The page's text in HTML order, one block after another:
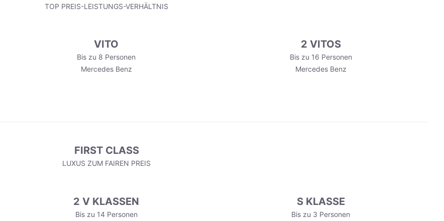
TOP PREIS-LEISTUNGS-VERHÄLTNIS
VITO
Bis zu 8 Personen
Mercedes Benz
2 VITOS
Bis zu 16 Personen
Mercedes Benz
FIRST CLASS
LUXUS ZUM FAIREN PREIS
2 V KLASSEN
Bis zu 14 Personen
S KLASSE
Bis zu 3 Personen